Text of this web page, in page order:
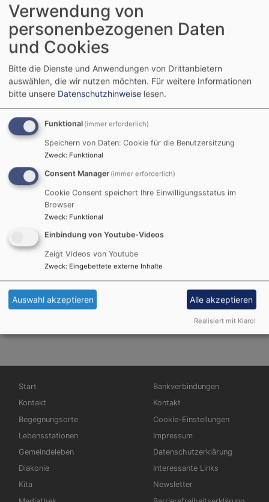
Bitte unterstützen Sie
uns
Hauptnavigation
Start
Kontakt
Begegnungsorte
Lebensstationen
Gemeindeleben
Diakonie
Kita
Fußbereichsmenü
Bankverbindungen
Kontakt
Cookie-Einstellungen
Impressum
Datenschutzerklärung
Interessante Links
Newsletter
Verwendung von
personenbezogenen Daten
und Cookies
Bitte die Dienste und Anwendungen von Drittanbietern
auswählen, die wir nutzen möchten. Für weitere Informationen
bitte unsere Datenschutzhinweise lesen.
Funktional (immer erforderlich)
Speichern von Daten: Cookie für die Benutzersitzung
Zweck: Funktional
Consent Manager (immer erforderlich)
Cookie Consent speichert Ihre Einwilligungsstatus im
Browser
Zweck: Funktional
Einbindung von Youtube-Videos
Zeigt Videos von Youtube
Zweck: Eingebettete externe Inhalte
Auswahl akzeptieren Alle akzeptieren
Realisiert mit Klaro!